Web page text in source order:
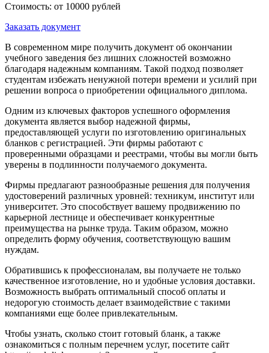
Стоимость: от 10000 рублей
Заказать документ
В современном мире получить документ об окончании
учебного заведения без лишних сложностей возможно
благодаря надежным компаниям. Такой подход позволяет
студентам избежать ненужной потери времени и усилий при
решении вопроса о приобретении официального диплома.
Одним из ключевых факторов успешного оформления
документа является выбор надежной фирмы,
предоставляющей услуги по изготовлению оригинальных
бланков с регистрацией. Эти фирмы работают с
проверенными образцами и реестрами, чтобы вы могли быть
уверены в подлинности получаемого документа.
Фирмы предлагают разнообразные решения для получения
удостоверений различных уровней: техникум, институт или
университет. Это способствует вашему продвижению по
карьерной лестнице и обеспечивает конкурентные
преимущества на рынке труда. Таким образом, можно
определить форму обучения, соответствующую вашим
нуждам.
Обратившись к профессионалам, вы получаете не только
качественное изготовление, но и удобные условия доставки.
Возможность выбрать оптимальный способ оплаты и
недорогую стоимость делает взаимодействие с такими
компаниями еще более привлекательным.
Чтобы узнать, сколько стоит готовый бланк, а также
ознакомиться с полным перечнем услуг, посетите сайт